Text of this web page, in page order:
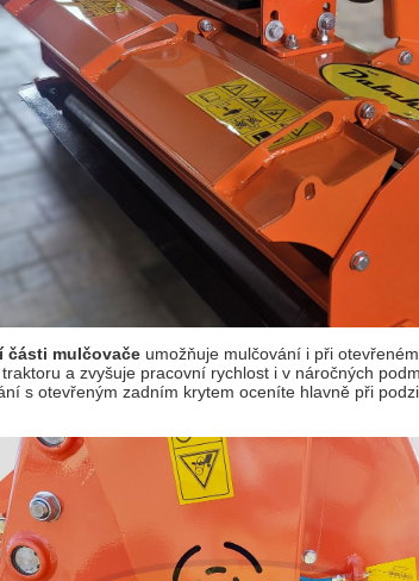
části mulčovače umožňuje mulčování i při
a zvyšuje pracovní rychlost i v náročných
s otevřeným zadním krytem oceníte hlavně při